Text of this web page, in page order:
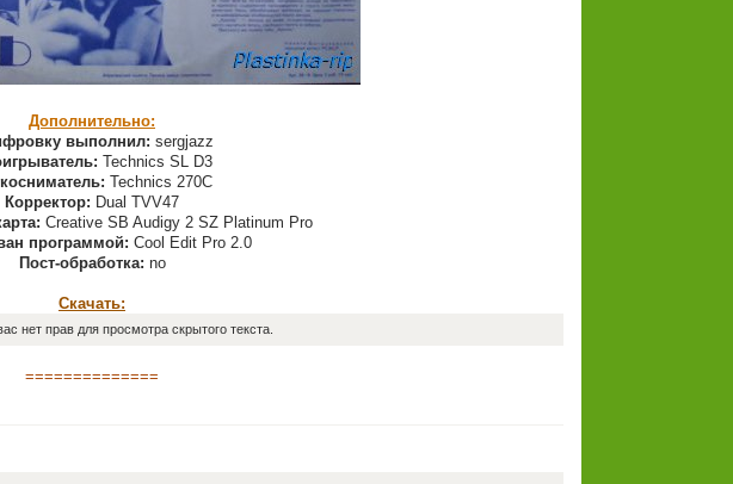
Дополнительно:
выполнил: sergjazz
Technics SL D3
Technics 270C
Корректор: Dual TVV47
Creative SB Audigy 2 SZ Platinum Pro
программой: Cool Edit Pro 2.0
Пост-обработка: no
Скачать:
нет прав для просмотра скрытого текста.
==============